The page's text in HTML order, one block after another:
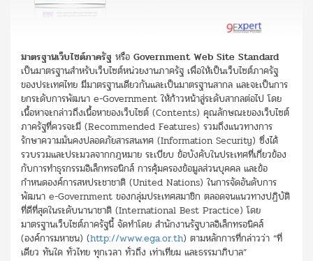
มาตรฐานเว็บไซต์ภาครัฐ หรือ Government Web Site Standard
เป็นมาตรฐานสำหรับเว็บไซต์หน่วยงานภาครัฐ เพื่อให้เป็นเว็บไซต์ภาครัฐ
ของประเทศไทย มีมาตรฐานเดียวกันและเป็นมาตรฐานสากล และจะเป็นการ
ยกระดับการพัฒนา e-Government ให้ก้าวหน้าสู่ระดับสากลต่อไป โดย
เนื้อหาจะกล่าวถึงเนื้อหาของเว็บไซต์ (Contents) คุณลักษณะของเว็บไซต์
ภาครัฐที่ควรจะมี (Recommended Features) รวมถึงแนวทางการ
รักษาความมั่นคงปลอดภัยสารสนเทศ (Information Security) ซึ่งได้
รวบรวมและประมวลจากกฎหมาย ระเบียบ ข้อบังคับในประเทศที่เกี่ยวข้อง
กับการทำธุรกรรมอิเล็กทรอนิกส์ การคุ้มครองข้อมูลส่วนบุคคล และข้อ
กำหนดองค์การสหประชาชาติ (United Nations) ในการจัดอันดับการ
พัฒนา e-Government ของกลุ่มประเทศสมาชิก ตลอดจนแนวทางปฏิบัติ
ที่ดีที่สุดในระดับนานาชาติ (International Best Practice) โดย
มาตรฐานเว็บไซต์ภาครัฐนี้ จัดทำโดย สำนักงานรัฐบาลอิเล็กทรอนิคส์
(องค์การมหาชน) (http://www.ega.or.th) ตามหลักการที่กล่าวว่า “ที่
เดียว ทันใด ทั่วไทย ทุกเวลา ทั่วถึง เท่าเทียม และธรรมาภิบาล”